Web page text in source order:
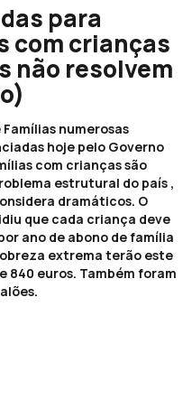
para
com crianças
não resolvem
numerosas
hoje pelo Governo
com crianças são
estrutural do país ,
dramáticos. O
que cada criança deve
ano de abono de família
extrema terão este
840 euros. Também foram